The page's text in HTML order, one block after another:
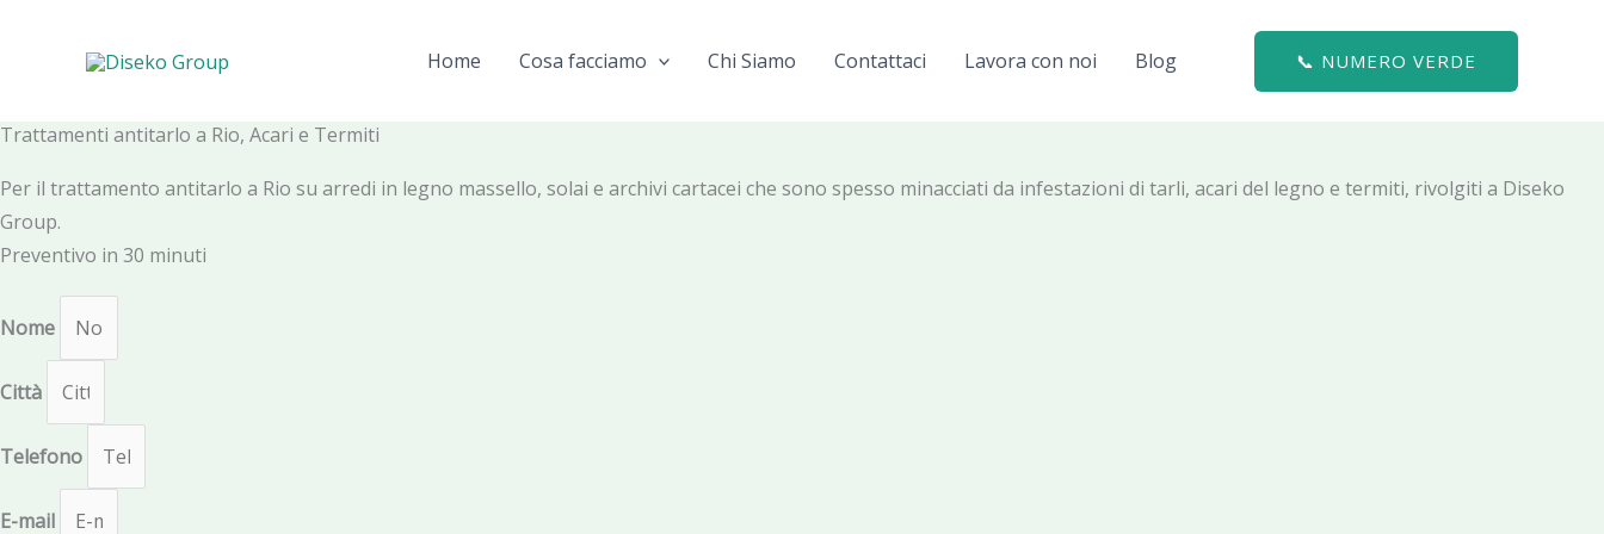
Home Cosa facciamo Chi Siamo Contattaci Lavora con noi Blog 📞 NUMERO VERDE
Trattamenti antitarlo a Rio, Acari e Termiti
Per il trattamento antitarlo a Rio su arredi in legno massello, solai e archivi cartacei che sono spesso minacciati da infestazioni di tarli, acari del legno e termiti, rivolgiti a Diseko
Group.
Preventivo in 30 minuti
Nome
Città
Telefono
E-mail